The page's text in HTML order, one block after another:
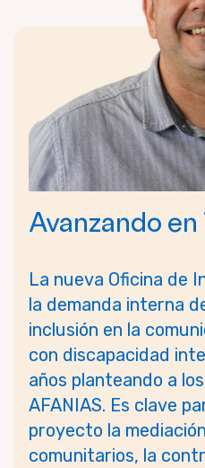
Avanzando
La nueva Oficina de
la demanda interna
inclusión en la
con discapacidad
años planteando a
AFANIAS. Es clave
proyecto la
comunitarios, la